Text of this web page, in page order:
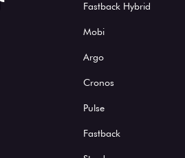
Fastback Hybrid
Mobi
Argo
Cronos
Pulse
Fastback